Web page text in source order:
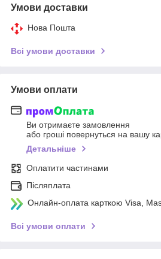
Умови доставки
Нова Пошта
Всі умови доставки
Умови оплати
Ви отримаєте замовлення
або гроші повернуться на вашу
Детальніше
Оплатити частинами
Післяплата
Онлайн-оплата карткою Visa,
Всі умови оплати